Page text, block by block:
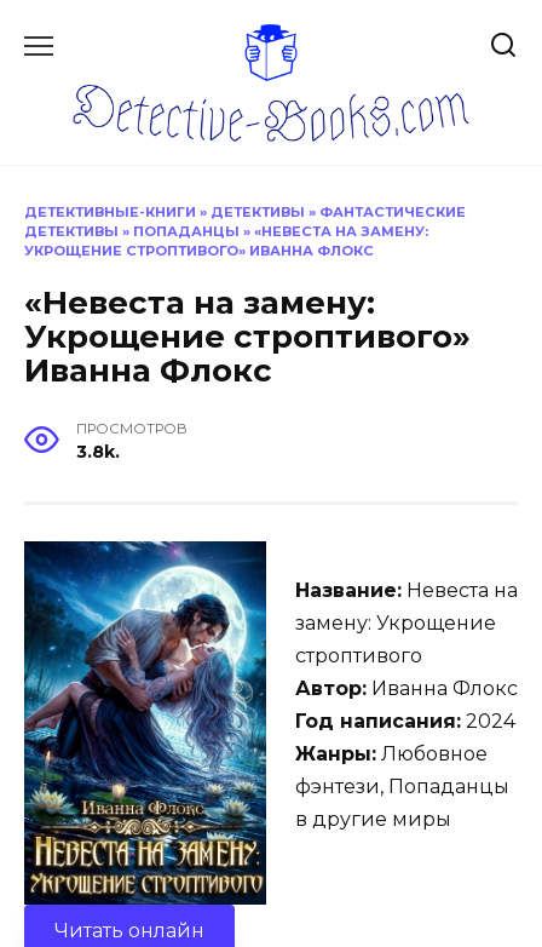
ДЕТЕКТИВНЫЕ-КНИГИ » ДЕТЕКТИВЫ » ФАНТАСТИЧЕСКИЕ
ДЕТЕКТИВЫ » ПОПАДАНЦЫ » «НЕВЕСТА НА ЗАМЕНУ:
УКРОЩЕНИЕ СТРОПТИВОГО» ИВАННА ФЛОКС
«Невеста на замену:
Укрощение строптивого»
Иванна Флокс
ПРОСМОТРОВ
3.8k.
Название: Невеста на
замену: Укрощение
строптивого
Автор: Иванна Флокс
Год написания: 2024
Жанры: Любовное
фэнтези, Попаданцы
в другие миры
Читать онлайн